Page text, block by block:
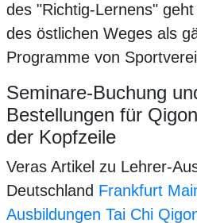
des "Richtig-Lernens"
des östlichen Weges als
Programme von
Seminare-Buchung
Bestellungen für
der Kopfzeile
Veras Artikel zu Lehrer-
Deutschland Frankfurt
Ausbildungen Tai Chi